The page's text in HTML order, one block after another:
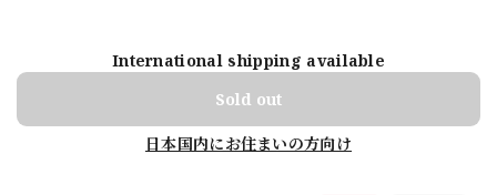
International shipping available
Sold out
日本国内にお住まいの方向け